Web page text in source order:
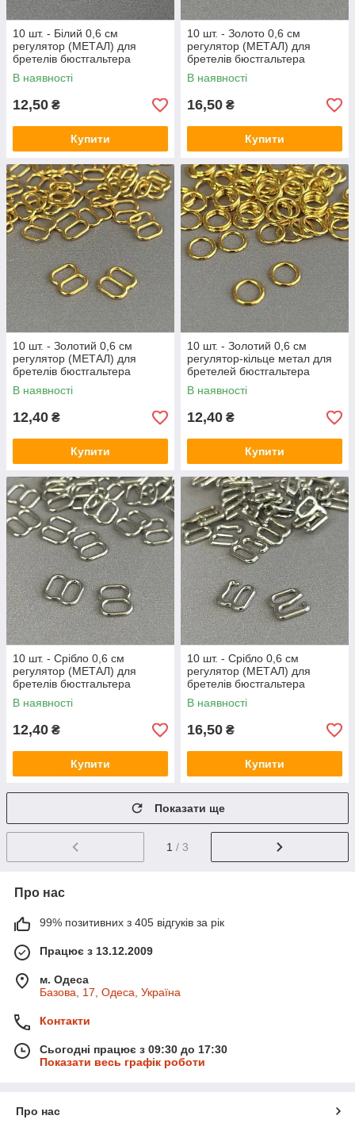
10 шт. - Білий 0,6 см
регулятор (МЕТАЛ) для
бретелів бюстгальтера
(кільце)
В наявності
12,50 ₴
Купити
10 шт. - Золото 0,6 см
регулятор (МЕТАЛ) для
бретелів бюстгальтера
(застібка)
В наявності
16,50 ₴
Купити
10 шт. - Золотий 0,6 см
регулятор (МЕТАЛ) для
бретелів бюстгальтера
(вісімка)
В наявності
12,40 ₴
Купити
10 шт. - Золотий 0,6 см
регулятор-кільце метал для
бретелей бюстгальтера
В наявності
12,40 ₴
Купити
10 шт. - Срібло 0,6 см
регулятор (МЕТАЛ) для
бретелів бюстгальтера
(вісімка)
В наявності
12,40 ₴
Купити
10 шт. - Срібло 0,6 см
регулятор (МЕТАЛ) для
бретелів бюстгальтера
(застібка)
В наявності
16,50 ₴
Купити
Показати ще
1 / 3
Про нас
99% позитивних з 405 відгуків за рік
Працює з 13.12.2009
м. Одеса
Базова, 17, Одеса, Україна
Контакти
Сьогодні працює з 09:30 до 17:30
Показати весь графік роботи
Про нас